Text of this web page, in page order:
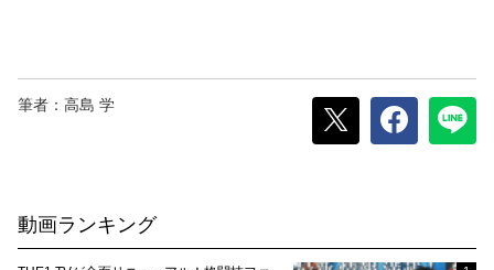
筆者：高島 学
動画ランキング